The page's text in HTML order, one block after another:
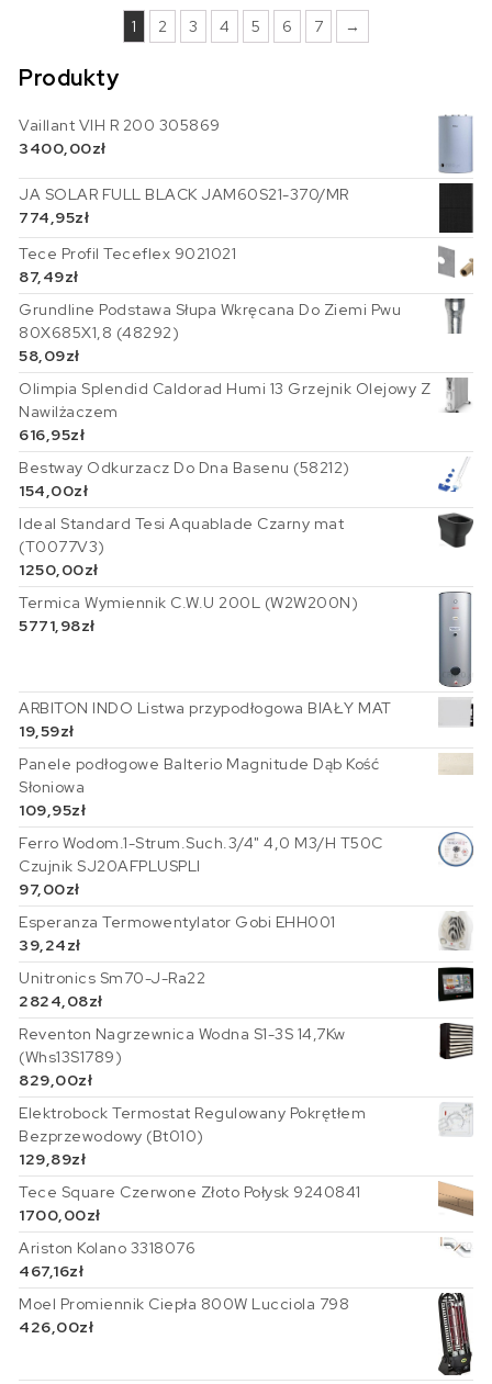
1 2 3 4 5 6 7 →
Produkty
Vaillant VIH R 200 305869
3400,00zł
JA SOLAR FULL BLACK JAM60S21-370/MR
774,95zł
Tece Profil Teceflex 9021021
87,49zł
Grundline Podstawa Słupa Wkręcana Do Ziemi Pwu
80X685X1,8 (48292)
58,09zł
Olimpia Splendid Caldorad Humi 13 Grzejnik Olejowy Z
Nawilżaczem
616,95zł
Bestway Odkurzacz Do Dna Basenu (58212)
154,00zł
Ideal Standard Tesi Aquablade Czarny mat
(T0077V3)
1250,00zł
Termica Wymiennik C.W.U 200L (W2W200N)
5771,98zł
ARBITON INDO Listwa przypodłogowa BIAŁY MAT
19,59zł
Panele podłogowe Balterio Magnitude Dąb Kość
Słoniowa
109,95zł
Ferro Wodom.1-Strum.Such.3/4" 4,0 M3/H T50C
Czujnik SJ20AFPLUSPLI
97,00zł
Esperanza Termowentylator Gobi EHH001
39,24zł
Unitronics Sm70-J-Ra22
2824,08zł
Reventon Nagrzewnica Wodna S1-3S 14,7Kw
(Whs13S1789)
829,00zł
Elektrobock Termostat Regulowany Pokrętłem
Bezprzewodowy (Bt010)
129,89zł
Tece Square Czerwone Złoto Połysk 9240841
1700,00zł
Ariston Kolano 3318076
467,16zł
Moel Promiennik Ciepła 800W Lucciola 798
426,00zł